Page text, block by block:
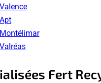
Fert